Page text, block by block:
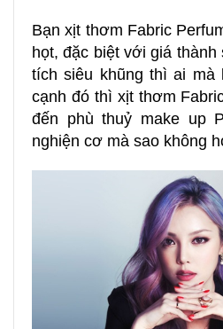
Bạnxịt thơm Fabric
họt, đặc biệt với giá thành
tích siêu khũng thì ai mà
cạnh đó thì xịt thơm
đến phù thuỷ make up
nghiện cơ mà sao không